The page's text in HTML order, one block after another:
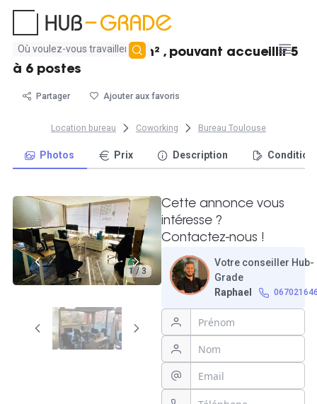
Aucun
résultat
trouvé
Bureau fermé de 17 m² , pouvant accueillir 5
à 6 postes
Partager Ajouter aux favoris
Location bureau Coworking Bureau Toulouse
Photos Prix Description
1 / 3
Cette annonce vous
intéresse ?
Contactez-nous !
Votre conseiller Hub-
Grade
Raphael